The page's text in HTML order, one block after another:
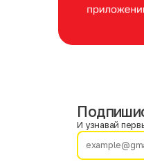
И узнавай